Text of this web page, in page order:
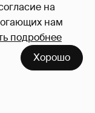
на
нам
подробнее
Хорошо